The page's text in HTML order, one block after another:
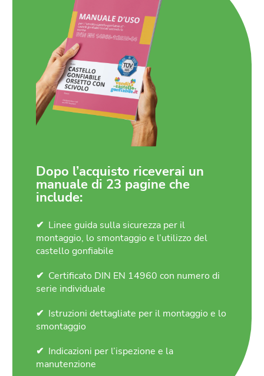
Dopo l’acquisto riceverai un
manuale di 23 pagine che
include:
Linee guida sulla sicurezza per il
montaggio, lo smontaggio e l’utilizzo del
castello gonfiabile
Certificato DIN EN 14960 con numero di
serie individuale
Istruzioni dettagliate per il montaggio e lo
smontaggio
Indicazioni per l’ispezione e la
manutenzione